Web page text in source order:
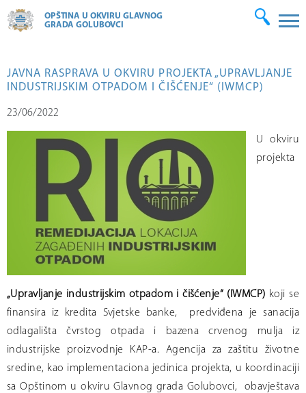
OPŠTINA U OKVIRU GLAVNOG
GRADA GOLUBOVCI
JAVNA RASPRAVA U OKVIRU PROJEKTA „UPRAVLJANJE
INDUSTRIJSKIM OTPADOM I ČIŠĆENJE“ (IWMCP)
23/06/2022
U okviru
projekta
„Upravljanje industrijskim otpadom i čišćenje“ (IWMCP) koji se
finansira iz kredita Svjetske banke, predviđena je sanacija
odlagališta čvrstog otpada i bazena crvenog mulja iz
industrijske proizvodnje KAP-a. Agencija za zaštitu životne
sredine, kao implementaciona jedinica projekta, u koordinaciji
sa Opštinom u okviru Glavnog grada Golubovci, obavještava